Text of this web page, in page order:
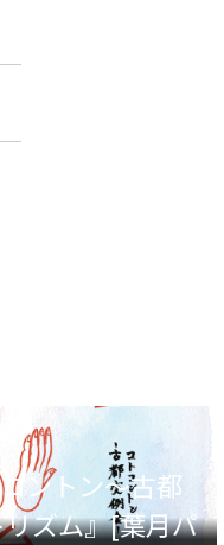
ントン〜古都
ズム』[葉月パ